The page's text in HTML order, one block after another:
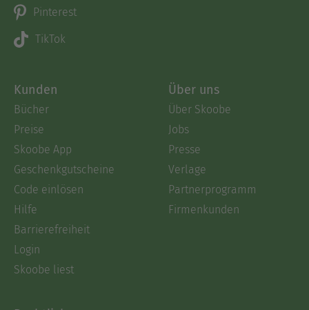
Pinterest
TikTok
Kunden
Bücher
Preise
Skoobe App
Geschenkgutscheine
Code einlösen
Hilfe
Barrierefreiheit
Login
Skoobe liest
Über uns
Über Skoobe
Jobs
Presse
Verlage
Partnerprogramm
Firmenkunden